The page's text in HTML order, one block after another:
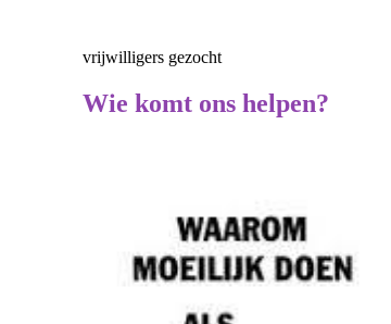
vrijwilligers gezocht
Wie komt ons helpen?